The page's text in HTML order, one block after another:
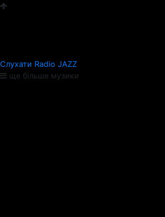
Слухати Radio JAZZ
ще більше музики